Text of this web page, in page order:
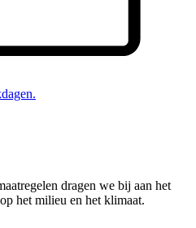
dragen we bij aan het
het milieu en het klimaat.